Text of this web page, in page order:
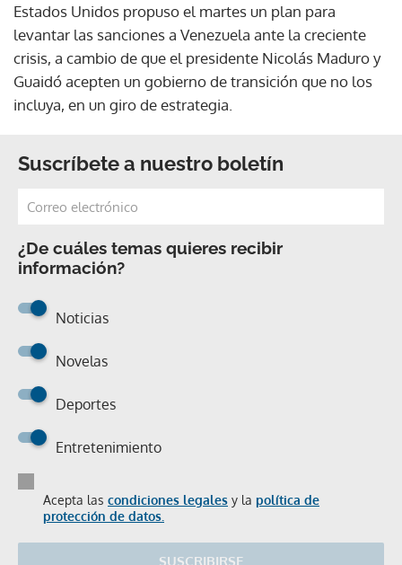
Estados Unidos propuso el martes un plan para
levantar las sanciones a Venezuela ante la creciente
crisis, a cambio de que el presidente Nicolás Maduro y
Guaidó acepten un gobierno de transición que no los
incluya, en un giro de estrategia.
Suscríbete a nuestro boletín
¿De cuáles temas quieres recibir
información?
Noticias
Novelas
Deportes
Entretenimiento
Acepta las condiciones legales y la política de
protección de datos.
SUSCRIBIRSE